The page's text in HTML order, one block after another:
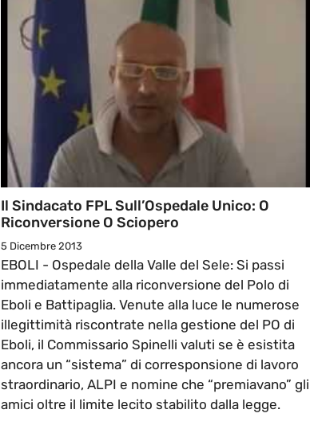
Il Sindacato FPL Sull’Ospedale Unico: O
Riconversione O Sciopero
5 Dicembre 2013
EBOLI - Ospedale della Valle del Sele: Si passi
immediatamente alla riconversione del Polo di
Eboli e Battipaglia. Venute alla luce le numerose
illegittimità riscontrate nella gestione del PO di
Eboli, il Commissario Spinelli valuti se è esistita
ancora un “sistema” di corresponsione di lavoro
straordinario, ALPI e nomine che “premiavano” gli
amici oltre il limite lecito stabilito dalla legge.